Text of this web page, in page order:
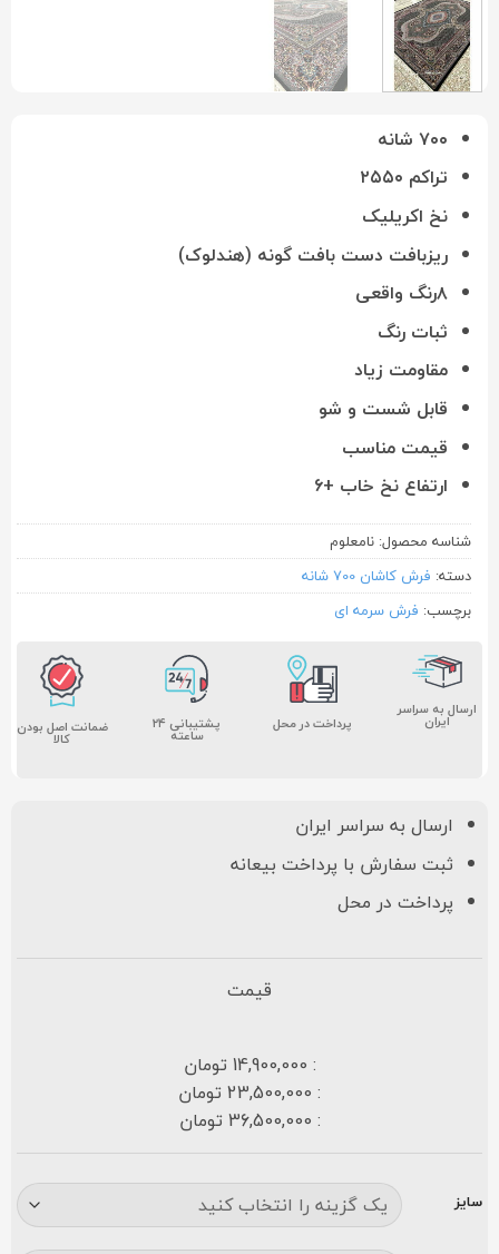
۷۰۰ شانه
تراکم ۲۵۵۰
نخ اکریلیک
ریزبافت دست بافت گونه (هندلوک)
۸رنگ واقعی
ثبات رنگ
مقاومت زیاد
قابل شست و شو
قیمت مناسب
ارتفاع نخ خاب +۶
شناسه محصول: نامعلوم
دسته: فرش کاشان 700 شانه
برچسب: فرش سرمه ای
ارسال به سراسر
ایران پرداخت در محل پشتیبانی ۲۴
ساعته ضمانت اصل بودن
کالا
ارسال به سراسر ایران
ثبت سفارش با پرداخت بیعانه
پرداخت در محل
قیمت
: 14,900,000 تومان
: 23,500,000 تومان
: 36,500,000 تومان
سایز